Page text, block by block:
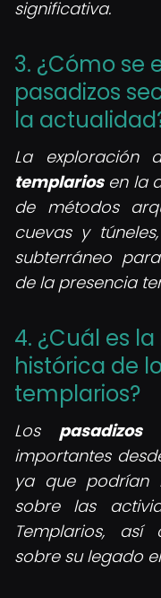
significativa.
3. ¿Cómo se
pasadizos
la
La exploración
templariosen la
de métodos
cuevas y
subterráneo
de la presencia
4. ¿Cuál es
histórica de
templarios?
Los pasadizos
importantes
ya que podrían
sobre las
Templarios, así
sobre su legado